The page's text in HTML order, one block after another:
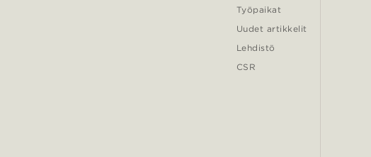
Työpaikat
Uudet artikkelit
Lehdistö
CSR